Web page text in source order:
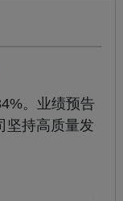
。业绩预告
坚持高质量发